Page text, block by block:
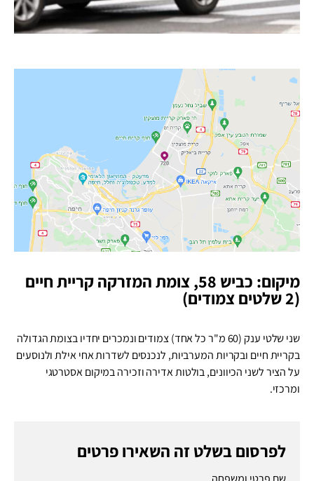
מיקום: כביש 58, צומת המזרקה קריית חיים
(2 שלטים צמודים)
שני שלטי ענק (60 מ"ר כל אחד) צמודים ונמכרים יחדיו בצומת הגדולה
בקריית חיים ובקריות המערביות, לנכנסים לשדרות אחי אילת ולנוסעים
על הציר לשני הכיוונים, בולטות אדירה וזכירה במיקום אסטרטגי
ומרכזי.
לפרסום בשלט זה השאירו פרטים